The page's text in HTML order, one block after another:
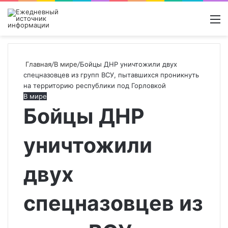
Поиск
Switch
Главная/В мире/Бойцы ДНР уничтожили двух
спецназовцев из групп ВСУ, пытавшихся проникнуть
на территорию республики под Горловкой
В мире
Бойцы ДНР
уничтожили
двух
спецназовцев из